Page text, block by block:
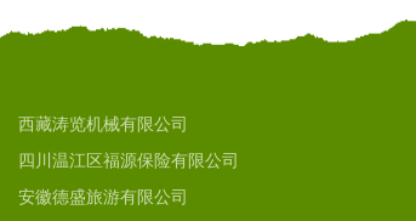
西藏涛览机械有限公司
四川温江区福源保险有限公司
安徽德盛旅游有限公司